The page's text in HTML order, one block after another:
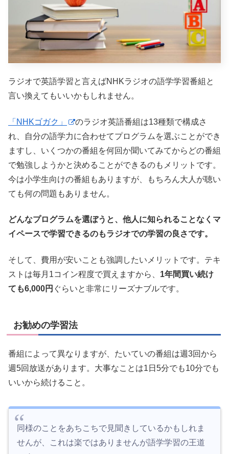
ラジオで英語学習と言えばNHKラジオの語学学習番組と
言い換えてもいいかもしれません。
「NHKゴガク」
のラジオ英語番組は13種類で構成さ
れ、自分の語学力に合わせてプログラムを選ぶことができ
ますし、いくつかの番組を何回か聞いてみてからどの番組
で勉強しようかと決めることができるのもメリットです。
今は小学生向けの番組もありますが、もちろん大人が聴い
ても何の問題もありません。
どんなプログラムを選ぼうと、他人に知られることなくマ
イペースで学習できるのもラジオでの学習の良さです。
そして、費用が安いことも強調したいメリットです。テキ
ストは毎月1コイン程度で買えますから、 1年間買い続け
ても6,000円 ぐらいと非常にリーズナブルです。
お勧めの学習法
番組によって異なりますが、たいていの番組は週3回から
週5回放送があります。大事なことは1日5分でも10分でも
いいから続けること。
同様のことをあちこちで見聞きしているかもしれま
せんが、これは楽ではありませんが語学学習の王道